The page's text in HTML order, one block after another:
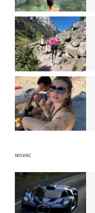
NOVAC